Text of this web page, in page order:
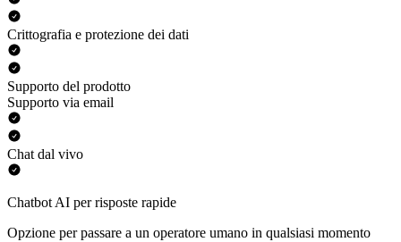
Crittografia e protezione dei dati
Supporto del prodotto
Supporto via email
Chat dal vivo
Chatbot AI per risposte rapide
Opzione per passare a un operatore umano in qualsiasi momento